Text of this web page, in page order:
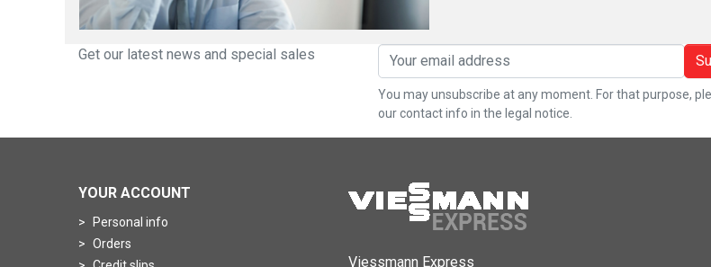
Get our latest news and special sales
You may unsubscribe at any moment. For that purpose,
our contact info in the legal notice.
YOUR ACCOUNT
Personal info
Orders
Viessmann Express